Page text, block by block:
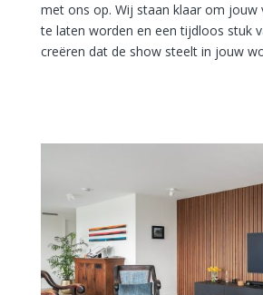
met ons op. Wij staan klaar om jouw
te laten worden en een tijdloos stuk
creëren dat de show steelt in jouw